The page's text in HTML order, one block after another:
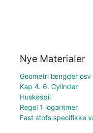
Nye Materialer
Geometri længder osv
Kap 4. 6. Cylinder
Huskespil
Regel 1 logaritmer
Fast stofs specifikke